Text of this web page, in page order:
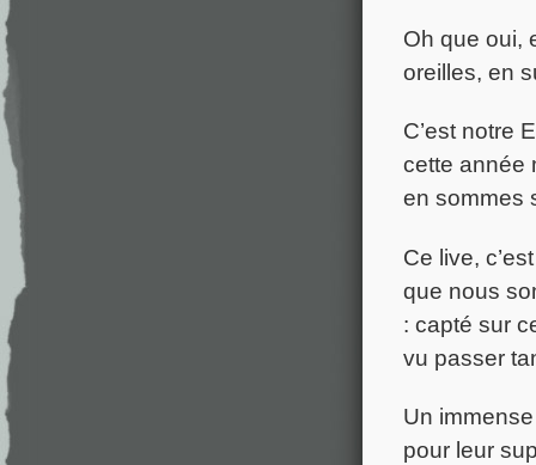
Oh que oui,
oreilles, en
C’est notre
cette année
en sommes
Ce live,
que nous
: capté sur
vu passer
Un
pour leur